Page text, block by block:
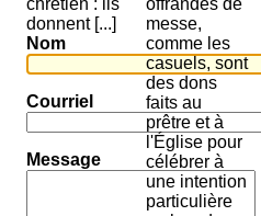
chrétien : ils
donnent [...]
Nom
Courriel
Message
offrandes de
messe,
comme les
casuels, sont
des dons
faits au
prêtre et à
l'Église pour
célébrer à
une intention
particulière